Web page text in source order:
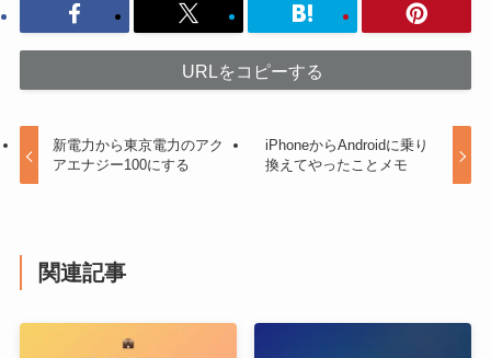
URLをコピーする
新電力から東京電力のアク
アエナジー100にする
iPhoneからAndroidに乗り
換えてやったことメモ
関連記事